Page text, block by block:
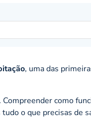
, uma das
. Compreender como
o que precisas de